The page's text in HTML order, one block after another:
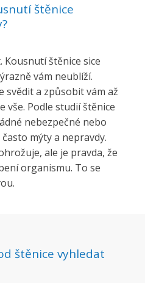
štěnice
štěnice sice
vám neublíží.
svědit a způsobit vám až
vše. Podle studií štěnice
nebezpečné nebo
mýty a nepravdy.
ale je pravda, že
organismu. To se
štěnice vyhledat